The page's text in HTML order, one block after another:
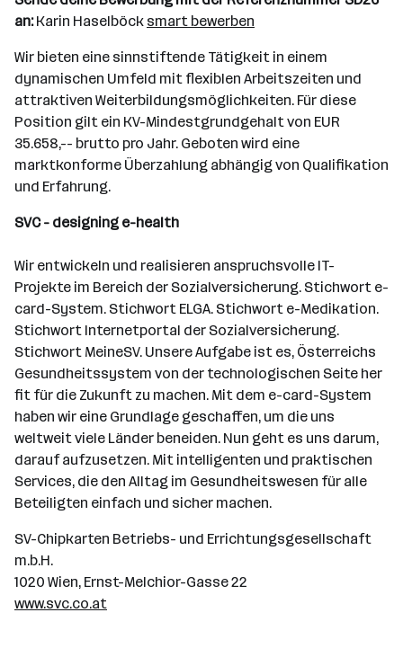
an:Karin Haselböck smart bewerben
Wir bieten eine sinnstiftende Tätigkeit in einem
dynamischen Umfeld mit flexiblen Arbeitszeiten und
attraktiven Weiterbildungsmöglichkeiten. Für diese
Position gilt ein KV-Mindestgrundgehalt von EUR
35.658,-- brutto pro Jahr. Geboten wird eine
marktkonforme Überzahlung abhängig von Qualifikation
und Erfahrung.
SVC - designing e-health
Wir entwickeln und realisieren anspruchsvolle IT-
Projekte im Bereich der Sozialversicherung. Stichwort e-
card-System. Stichwort ELGA. Stichwort e-Medikation.
Stichwort Internetportal der Sozialversicherung.
Stichwort MeineSV. Unsere Aufgabe ist es, Österreichs
Gesundheitssystem von der technologischen Seite her
fit für die Zukunft zu machen. Mit dem e-card-System
haben wir eine Grundlage geschaffen, um die uns
weltweit viele Länder beneiden. Nun geht es uns darum,
darauf aufzusetzen. Mit intelligenten und praktischen
Services, die den Alltag im Gesundheitswesen für alle
Beteiligten einfach und sicher machen.
SV-Chipkarten Betriebs- und Errichtungsgesellschaft
m.b.H.
1020 Wien, Ernst-Melchior-Gasse 22
www.svc.co.at